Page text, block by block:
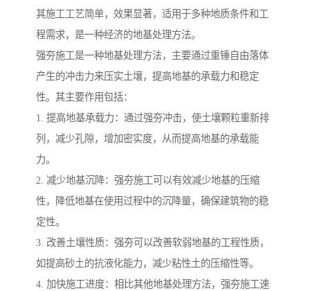
其施工工艺简单，效果显著，适用于多种地质条件和工
程需求，是一种经济的地基处理方法。
强夯施工是一种地基处理方法，主要通过重锤自由落体
产生的冲击力来压实土壤，提高地基的承载力和稳定
性。其主要作用包括：
1. 提高地基承载力：通过强夯冲击，使土壤颗粒重新排
列，减少孔隙，增加密实度，从而提高地基的承载能
力。
2. 减少地基沉降：强夯施工可以有效减少地基的压缩
性，降低地基在使用过程中的沉降量，确保建筑物的稳
定性。
3. 改善土壤性质：强夯可以改善软弱地基的工程性质，
如提高砂土的抗液化能力，减少粘性土的压缩性等。
4. 加快施工进度：相比其他地基处理方法，强夯施工速